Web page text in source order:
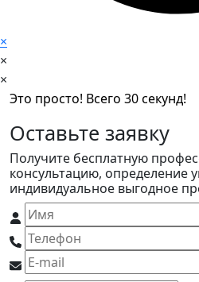
×
×
×
Это просто! Всего 30 секунд!
Оставьте заявку
Получите бесплатную
консультацию, определение
индивидуальное выгодное